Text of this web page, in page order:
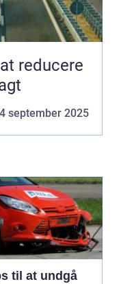
reducere
september 2025
til at undgå